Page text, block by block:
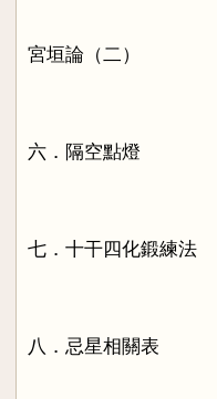
宮垣論（二）
六．隔空點燈
七．十干四化鍛練法
八．忌星相關表